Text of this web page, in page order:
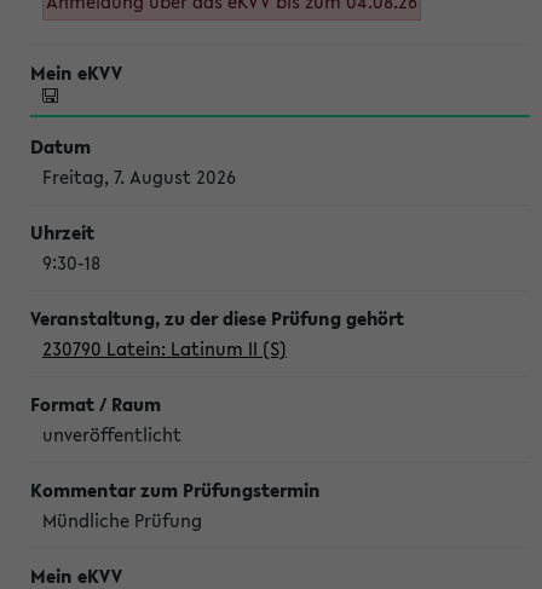
Freitag, 7. August 2026
9:30-18
230790 Latein: Latinum II (S)
unveröffentlicht
Mündliche Prüfung